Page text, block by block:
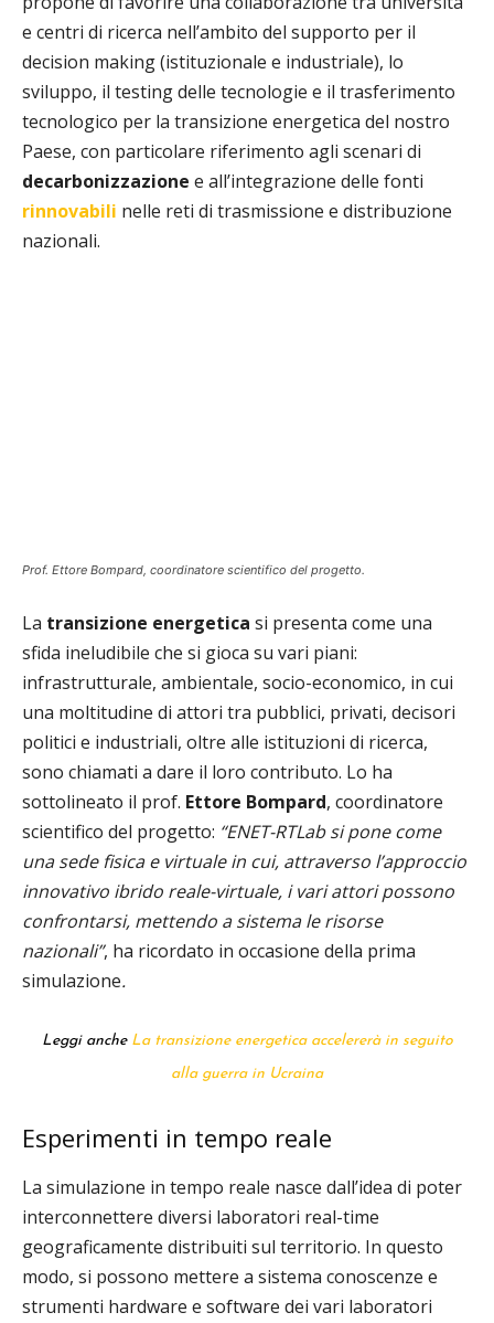
e centri di ricerca nell’ambito del supporto per il
decision making (istituzionale e industriale), lo
sviluppo, il testing delle tecnologie e il trasferimento
tecnologico per la transizione energetica del nostro
Paese, con particolare riferimento agli scenari di
decarbonizzazione e all’integrazione delle fonti
rinnovabili nelle reti di trasmissione e distribuzione
nazionali.
Prof. Ettore Bompard, coordinatore scientifico del progetto.
La transizione energetica si presenta come una
sfida ineludibile che si gioca su vari piani:
infrastrutturale, ambientale, socio-economico, in cui
una moltitudine di attori tra pubblici, privati, decisori
politici e industriali, oltre alle istituzioni di ricerca,
sono chiamati a dare il loro contributo. Lo ha
sottolineato il prof. Ettore Bompard, coordinatore
scientifico del progetto: “ENET-RTLab si pone come
una sede fisica e virtuale in cui, attraverso l’approccio
innovativo ibrido reale-virtuale, i vari attori possono
confrontarsi, mettendo a sistema le risorse
nazionali”, ha ricordato in occasione della prima
simulazione.
Leggi anche La transizione energetica accelererà in seguito
alla guerra in Ucraina
Esperimenti in tempo reale
La simulazione in tempo reale nasce dall’idea di poter
interconnettere diversi laboratori real-time
geograficamente distribuiti sul territorio. In questo
modo, si possono mettere a sistema conoscenze e
strumenti hardware e software dei vari laboratori